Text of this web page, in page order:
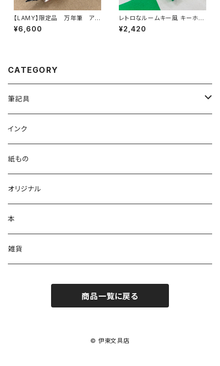
【LAMY】限定品 万年筆 アル
スター (デニム)
¥6,600
レトロなルームキー風 キーホル
ダー（グリーン）
¥2,420
CATEGORY
筆記具
ガラスペン
万年筆
多機能ボールペン
単色ボールペン
シャーペンシル
インク
紙もの
オリジナル
本
雑貨
商品一覧に戻る
© 伊東文具店